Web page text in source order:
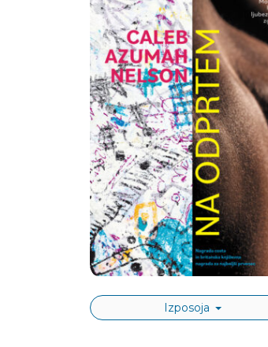
Izposoja